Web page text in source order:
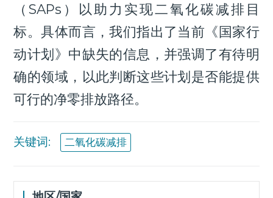
（SAPs）以助力实现二氧化碳减排目
标。具体而言，我们指出了当前《国家行
动计划》中缺失的信息，并强调了有待明
确的领域，以此判断这些计划是否能提供
可行的净零排放路径。
关键词: 二氧化碳减排